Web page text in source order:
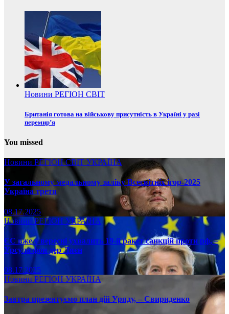
Новини РЕГІОН СВІТ
Британія готова на військову присутність в Україні у разі
перемир’я
You missed
Новини РЕГІОНСВІТ УКРАЇНА
У загальному медальному заліку Всесвітніх ігор-2025
Україна третя
08.17.2025
НовиниРЕГІОН УКРАЇНА
ЄС вже у вересні ухвалить 19-й ракет санкцій проти рф, –
Урсула фон дер Ляєн
08.17.2025
Новини РЕГІОН УКРАЇНА
Завтра презентуємо план дій Уряду, – Свириденко